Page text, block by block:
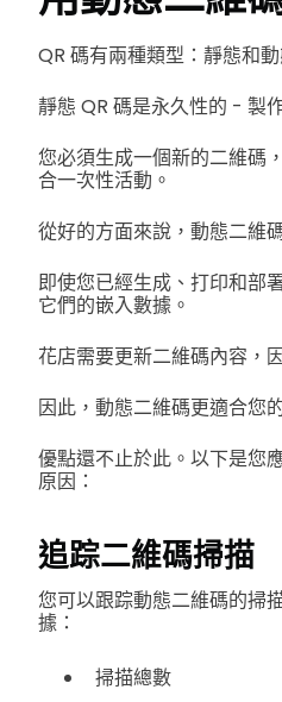
QR 碼有兩種類型：靜態和動
靜態 QR 碼是永久性的 - 製
您必須生成一個新的二維碼
合一次性活動。
從好的方面來說，動態二維
即使您已經生成、打印和部
它們的嵌入數據。
花店需要更新二維碼內容，
因此，動態二維碼更適合您
優點還不止於此。以下是您
原因：
追踪二維碼掃描
您可以跟踪動態二維碼的掃
據：
掃描總數